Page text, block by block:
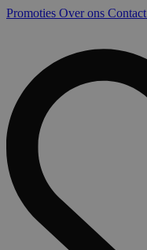
Promoties Over ons Contact